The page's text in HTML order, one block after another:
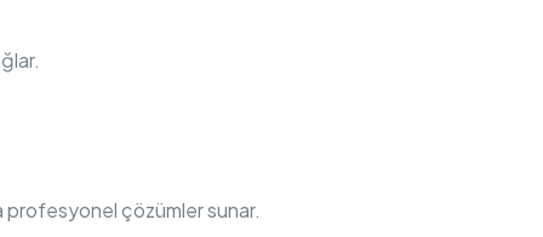
profesyonel çözümler sunar.